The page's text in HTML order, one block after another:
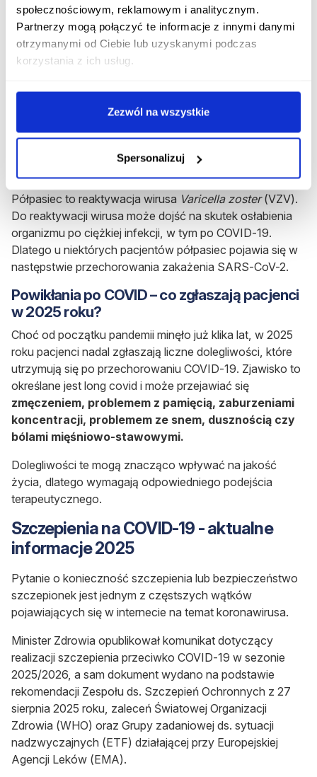
społecznościowym, reklamowym i analitycznym.
Partnerzy mogą połączyć te informacje z innymi danymi
otrzymanymi od Ciebie lub uzyskanymi podczas
korzystania z ich usług.
Zezwól na wszystkie
Spersonalizuj
przebytej infekcji.
Objawy COVID-19 a koronawirus sezonowy –
jak je odróżnić?
zwykłą infekcję wirusową górnych dróg oddechowych.
W praktyce klinicznej, różnicowanie zwykle się opiera na
ocenie natężenia objawów, a także na badaniach
Półpasiec a koronawirus – czy to powikłanie?
Półpasiec to reaktywacja wirusa Varicella zoster(VZV).
Do reaktywacji wirusa może dojść na skutek osłabienia
organizmu po ciężkiej infekcji, w tym po COVID-19.
Dlatego u niektórych pacjentów półpasiec pojawia się w
następstwie przechorowania zakażenia SARS-CoV-2.
Powikłania po COVID – co zgłaszają pacjenci
w 2025 roku?
Choć od początku pandemii minęło już klika lat, w 2025
roku pacjenci nadal zgłaszają liczne dolegliwości, które
utrzymują się po przechorowaniu COVID-19. Zjawisko to
określane jest long covid i może przejawiać się
zmęczeniem, problemem z pamięcią, zaburzeniami
koncentracji, problemem ze snem, dusznością czy
bólami mięśniowo-stawowymi.
Dolegliwości te mogą znacząco wpływać na jakość
życia, dlatego wymagają odpowiedniego podejścia
terapeutycznego.
Szczepienia na COVID-19 - aktualne
informacje 2025
Pytanie o konieczność szczepienia lub bezpieczeństwo
szczepionek jest jednym z częstszych wątków
pojawiających się w internecie na temat koronawirusa.
Minister Zdrowia opublikował komunikat dotyczący
realizacji szczepienia przeciwko COVID-19 w sezonie
2025/2026, a sam dokument wydano na podstawie
rekomendacji Zespołu ds. Szczepień Ochronnych z 27
sierpnia 2025 roku, zaleceń Światowej Organizacji
Zdrowia (WHO) oraz Grupy zadaniowej ds. sytuacji
nadzwyczajnych (ETF) działającej przy Europejskiej
Agencji Leków (EMA).